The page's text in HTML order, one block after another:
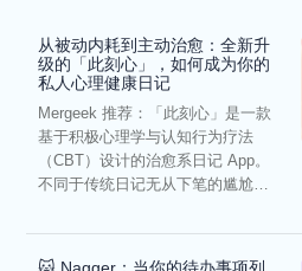
从被动内耗到主动治愈：全新升
级的「此刻心」，如何成为你的
私人心理健康日记
Mergeek 推荐：「此刻心」是一款
基于积极心理学与认知行为疗法
（CBT）设计的治愈系日记 App。
不同于传统日记无从下笔的尴尬，